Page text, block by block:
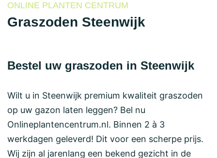
ONLINE PLANTEN CENTRUM
Graszoden Steenwijk
Bestel uw graszoden in Steenwijk
Wilt u in Steenwijk premium kwaliteit graszoden
op uw gazon laten leggen? Bel nu
Onlineplantencentrum.nl. Binnen 2 à 3
werkdagen geleverd! Dit voor een scherpe prijs.
Wij zijn al jarenlang een bekend gezicht in de